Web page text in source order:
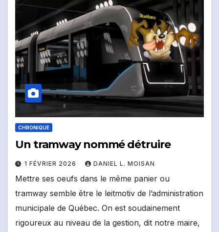
CHRONIQUE
Un tramway nommé détruire
1 FÉVRIER 2026 DANIEL L. MOISAN
Mettre ses oeufs dans le même panier ou
tramway semble être le leitmotiv de l’administration
municipale de Québec. On est soudainement
rigoureux au niveau de la gestion, dit notre maire,